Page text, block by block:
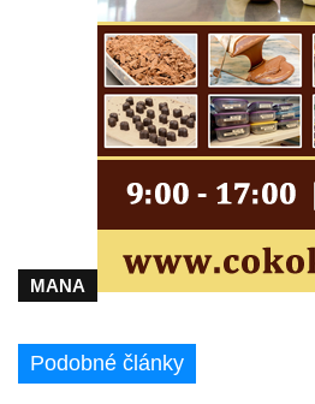
Kenotaf Emila Miksche na hřbitově
Kenotaf Antonína Krause na
Lužici
Pomník vojákům Rudé armády na
v Kozlech
Pamětní deska pochodu smrti v
Walthera von der Vogelweide v
Památník obětem holokaustu v
Pomník obětem válek v Jeníkově
MANA
Podobné články